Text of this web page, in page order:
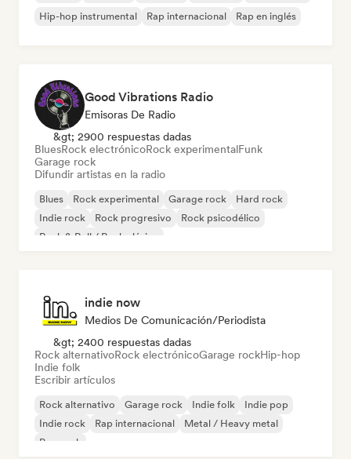
Hip-hop instrumental
Rap internacional Rap en inglés
Good Vibrations Radio
Emisoras De Radio
&gt; 2900 respuestas dadas
BluesRock electrónicoRock experimentalFunk
Garage rock
Difundir artistas en la radio
Blues Rock experimental Garage rock
Hard rock
Indie rock
Rock progresivo
Rock psicodélico
Rock & Roll / Rock clásico
indie now
Medios De Comunicación/Periodista
&gt; 2400 respuestas dadas
Rock alternativoRock electrónicoGarage rockHip-hop
Indie folk
Escribir artículos
Rock alternativo Garage rock Indie folk
Indie pop
Indie rock
Rap internacional
Metal / Heavy metal
Pop rock